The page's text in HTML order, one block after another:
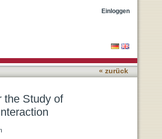
Einloggen
« zurück
the Study of